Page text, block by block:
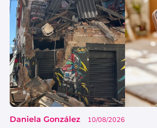
Daniela González 10/08/2026